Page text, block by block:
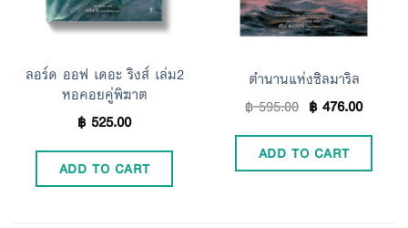
ลอร์ด ออฟ เดอะ ริงส์ เล่ม2
หอคอยคู่พิฆาต
฿525.00
ADD TO CART
ตำนานแห่งซิลมาริล
฿595.00 ฿476.00
ADD TO CART